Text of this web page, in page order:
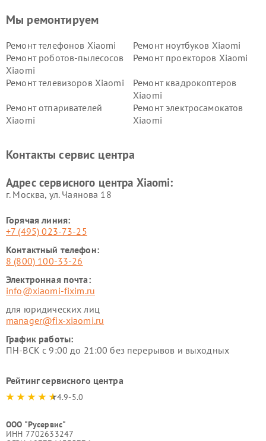
Мы ремонтируем
Ремонт телефонов Xiaomi
Ремонт ноутбуков Xiaomi
Ремонт роботов-пылесосов
Xiaomi
Ремонт проекторов Xiaomi
Ремонт телевизоров Xiaomi
Ремонт квадрокоптеров
Xiaomi
Ремонт отпаривателей
Xiaomi
Ремонт электросамокатов
Xiaomi
Ремонт стиральных машин
Ремонт смарт-часов Xiaomi
Контакты сервис центра
Адрес сервисного центра Xiaomi:
г. Москва, ул. Чаянова 18
Горячая линия:
+7 (495) 023-73-25
Контактный телефон:
8 (800) 100-33-26
Электронная почта:
info@xiaomi-fixim.ru
для юридических лиц
manager@fix-xiaomi.ru
График работы:
ПН-ВСК с 9:00 до 21:00 без перерывов и выходных
Рейтинг сервисного центра
4.9-5.0
ООО "Русервис"
ИНН 7702633247